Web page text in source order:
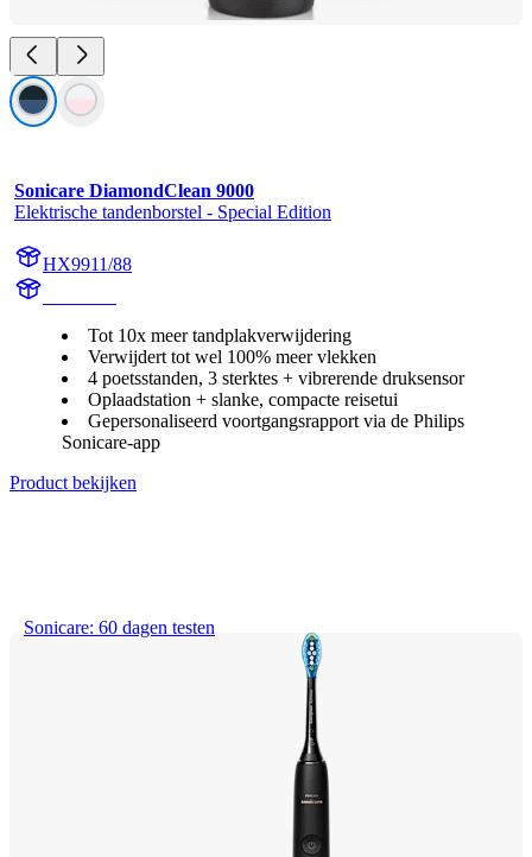
Sonicare DiamondClean 9000
Elektrische tandenborstel - Special Edition
HX9911/88
Tot 10x meer tandplakverwijdering
Verwijdert tot wel 100% meer vlekken
4 poetsstanden, 3 sterktes + vibrerende druksensor
Oplaadstation + slanke, compacte reisetui
Gepersonaliseerd voortgangsrapport via de Philips
Sonicare-app
Product bekijken
Sonicare: 60 dagen testen